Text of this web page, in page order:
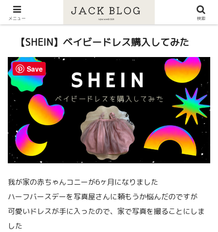
【SHEIN】ベイビードレス購入してみた
我が家の赤ちゃんコニーが6ヶ月になりました
ハーフバースデーを写真屋さんに頼もうか悩んだのですが
可愛いドレスが手に入ったので、家で写真を撮ることにしま
した
メニュー 検索
Save